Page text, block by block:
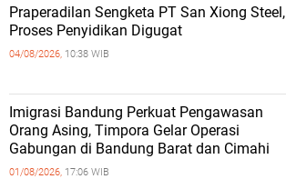
Praperadilan Sengketa PT San Xiong Steel,
Proses Penyidikan Digugat
04/08/2026, 10:38 WIB
Imigrasi Bandung Perkuat Pengawasan
Orang Asing, Timpora Gelar Operasi
Gabungan di Bandung Barat dan Cimahi
01/08/2026, 17:06 WIB